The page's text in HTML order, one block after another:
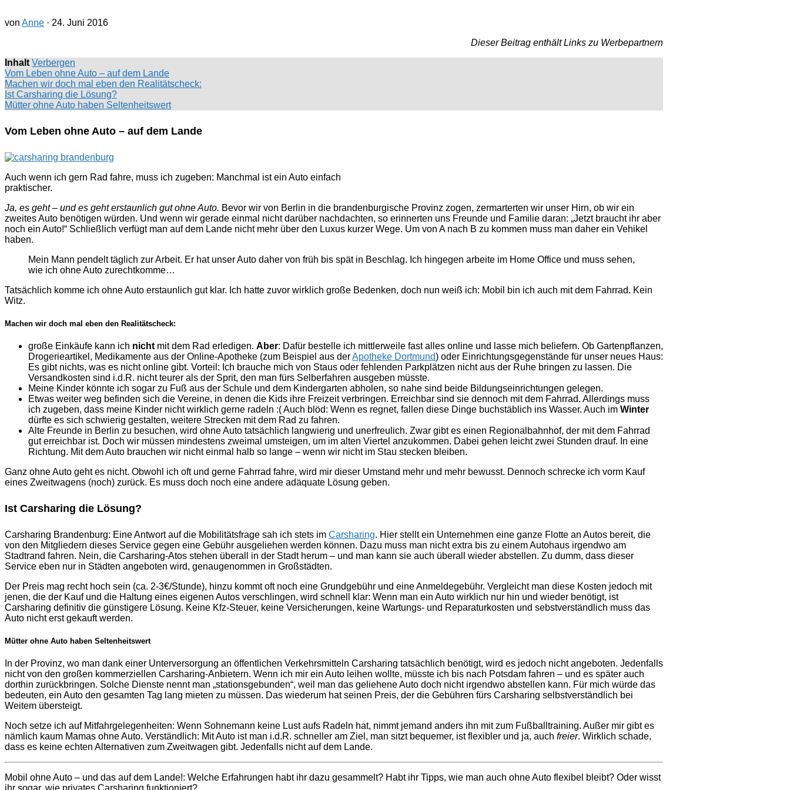
von Anne · 24. Juni 2016
Dieser Beitrag enthält Links zu Werbepartnern
Inhalt Verbergen
Vom Leben ohne Auto – auf dem Lande
Machen wir doch mal eben den Realitätscheck:
Ist Carsharing die Lösung?
Mütter ohne Auto haben Seltenheitswert
Vom Leben ohne Auto – auf dem Lande
Auch wenn ich gern Rad fahre, muss ich zugeben: Manchmal ist ein Auto einfach
praktischer.
Ja, es geht – und es geht erstaunlich gut ohne Auto. Bevor wir von Berlin in die brandenburgische Provinz zogen, zermarterten wir unser Hirn, ob wir ein
zweites Auto benötigen würden. Und wenn wir gerade einmal nicht darüber nachdachten, so erinnerten uns Freunde und Familie daran: „Jetzt braucht ihr aber
noch ein Auto!“ Schließlich verfügt man auf dem Lande nicht mehr über den Luxus kurzer Wege. Um von A nach B zu kommen muss man daher ein Vehikel
haben.
Mein Mann pendelt täglich zur Arbeit. Er hat unser Auto daher von früh bis spät in Beschlag. Ich hingegen arbeite im Home Office und muss sehen,
wie ich ohne Auto zurechtkomme…
Tatsächlich komme ich ohne Auto erstaunlich gut klar. Ich hatte zuvor wirklich große Bedenken, doch nun weiß ich: Mobil bin ich auch mit dem Fahrrad. Kein
Witz.
Machen wir doch mal eben den Realitätscheck:
große Einkäufe kann ich nicht mit dem Rad erledigen. Aber: Dafür bestelle ich mittlerweile fast alles online und lasse mich beliefern. Ob Gartenpflanzen,
Drogerieartikel, Medikamente aus der Online-Apotheke (zum Beispiel aus derApotheke Dortmund) oder Einrichtungsgegenstände für unser neues Haus:
Es gibt nichts, was es nicht online gibt. Vorteil: Ich brauche mich von Staus oder fehlenden Parkplätzen nicht aus der Ruhe bringen zu lassen. Die
Versandkosten sind i.d.R. nicht teurer als der Sprit, den man fürs Selberfahren ausgeben müsste.
Meine Kinder könnte ich sogar zu Fuß aus der Schule und dem Kindergarten abholen, so nahe sind beide Bildungseinrichtungen gelegen.
Etwas weiter weg befinden sich die Vereine, in denen die Kids ihre Freizeit verbringen. Erreichbar sind sie dennoch mit dem Fahrrad. Allerdings muss
ich zugeben, dass meine Kinder nicht wirklich gerne radeln :( Auch blöd: Wenn es regnet, fallen diese Dinge buchstäblich ins Wasser. Auch im Winter
dürfte es sich schwierig gestalten, weitere Strecken mit dem Rad zu fahren.
Alte Freunde in Berlin zu besuchen, wird ohne Auto tatsächlich langwierig und unerfreulich. Zwar gibt es einen Regionalbahnhof, der mit dem Fahrrad
gut erreichbar ist. Doch wir müssen mindestens zweimal umsteigen, um im alten Viertel anzukommen. Dabei gehen leicht zwei Stunden drauf. In eine
Richtung. Mit dem Auto brauchen wir nicht einmal halb so lange – wenn wir nicht im Stau stecken bleiben.
Ganz ohne Auto geht es nicht. Obwohl ich oft und gerne Fahrrad fahre, wird mir dieser Umstand mehr und mehr bewusst. Dennoch schrecke ich vorm Kauf
eines Zweitwagens (noch) zurück. Es muss doch noch eine andere adäquate Lösung geben.
Ist Carsharing die Lösung?
Carsharing Brandenburg: Eine Antwort auf die Mobilitätsfrage sah ich stets im Carsharing. Hier stellt ein Unternehmen eine ganze Flotte an Autos bereit, die
von den Mitgliedern dieses Service gegen eine Gebühr ausgeliehen werden können. Dazu muss man nicht extra bis zu einem Autohaus irgendwo am
Stadtrand fahren. Nein, die Carsharing-Atos stehen überall in der Stadt herum – und man kann sie auch überall wieder abstellen. Zu dumm, dass dieser
Service eben nur in Städten angeboten wird, genaugenommen in Großstädten.
Der Preis mag recht hoch sein (ca. 2-3€/Stunde), hinzu kommt oft noch eine Grundgebühr und eine Anmeldegebühr. Vergleicht man diese Kosten jedoch mit
jenen, die der Kauf und die Haltung eines eigenen Autos verschlingen, wird schnell klar: Wenn man ein Auto wirklich nur hin und wieder benötigt, ist
Carsharing definitiv die günstigere Lösung. Keine Kfz-Steuer, keine Versicherungen, keine Wartungs- und Reparaturkosten und sebstverständlich muss das
Auto nicht erst gekauft werden.
Mütter ohne Auto haben Seltenheitswert
In der Provinz, wo man dank einer Unterversorgung an öffentlichen Verkehrsmitteln Carsharing tatsächlich benötigt, wird es jedoch nicht angeboten. Jedenfalls
nicht von den großen kommerziellen Carsharing-Anbietern. Wenn ich mir ein Auto leihen wollte, müsste ich bis nach Potsdam fahren – und es später auch
dorthin zurückbringen. Solche Dienste nennt man „stationsgebunden“, weil man das geliehene Auto doch nicht irgendwo abstellen kann. Für mich würde das
bedeuten, ein Auto den gesamten Tag lang mieten zu müssen. Das wiederum hat seinen Preis, der die Gebühren fürs Carsharing selbstverständlich bei
Weitem übersteigt.
Noch setze ich auf Mitfahrgelegenheiten: Wenn Sohnemann keine Lust aufs Radeln hat, nimmt jemand anders ihn mit zum Fußballtraining. Außer mir gibt es
nämlich kaum Mamas ohne Auto. Verständlich: Mit Auto ist man i.d.R. schneller am Ziel, man sitzt bequemer, ist flexibler und ja, auch freier. Wirklich schade,
dass es keine echten Alternativen zum Zweitwagen gibt. Jedenfalls nicht auf dem Lande.
Mobil ohne Auto – und das auf dem Lande!: Welche Erfahrungen habt ihr dazu gesammelt? Habt ihr Tipps, wie man auch ohne Auto flexibel bleibt? Oder wisst